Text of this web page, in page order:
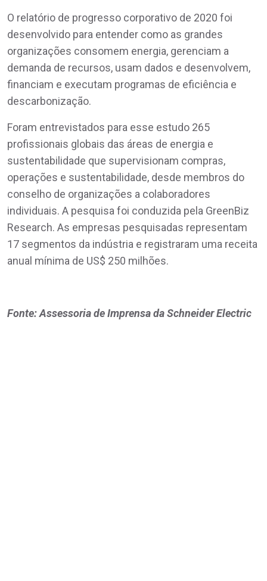
O relatório de progresso corporativo de 2020 foi
desenvolvido para entender como as grandes
organizações consomem energia, gerenciam a
demanda de recursos, usam dados e desenvolvem,
financiam e executam programas de eficiência e
descarbonização.
Foram entrevistados para esse estudo 265
profissionais globais das áreas de energia e
sustentabilidade que supervisionam compras,
operações e sustentabilidade, desde membros do
conselho de organizações a colaboradores
individuais. A pesquisa foi conduzida pela GreenBiz
Research. As empresas pesquisadas representam
17 segmentos da indústria e registraram uma receita
anual mínima de US$ 250 milhões.
Fonte: Assessoria de Imprensa da Schneider Electric